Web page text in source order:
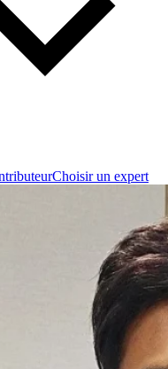
Choisir un expert